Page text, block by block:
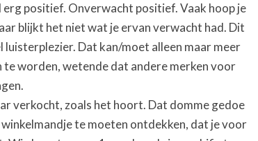
positief. Onverwacht positief. Vaak hoop je
blijkt het niet wat je ervan verwacht had. Dit
luisterplezier. Dat kan/moet alleen maar meer
worden, wetende dat andere merken voor
verkocht, zoals het hoort. Dat domme gedoe
te moeten ontdekken, dat je voor